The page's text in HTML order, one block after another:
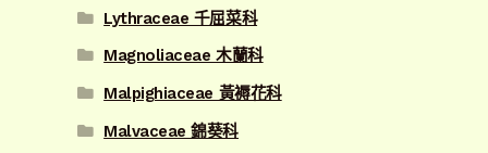
Lythraceae 千屈菜科
Magnoliaceae 木蘭科
Malpighiaceae 黃褥花科
Malvaceae 錦葵科